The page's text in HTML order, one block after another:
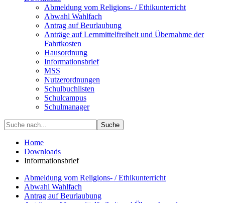
Abmeldung vom Religions- / Ethikunterricht
Abwahl Wahlfach
Antrag auf Beurlaubung
Anträge auf Lernmittelfreiheit und Übernahme der
Fahrtkosten
Hausordnung
Informationsbrief
MSS
Nutzerordnungen
Schulbuchlisten
Schulcampus
Schulmanager
Suche
Home
Downloads
Informationsbrief
Abmeldung vom Religions- / Ethikunterricht
Abwahl Wahlfach
Antrag auf Beurlaubung